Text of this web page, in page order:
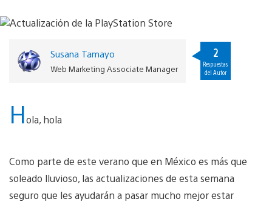
Susana Tamayo
Web Marketing Associate Manager
2
Respuestas
del Autor
Hola, hola
Como parte de este verano que en México es más que
soleado lluvioso, las actualizaciones de esta semana
seguro que les ayudarán a pasar mucho mejor estar